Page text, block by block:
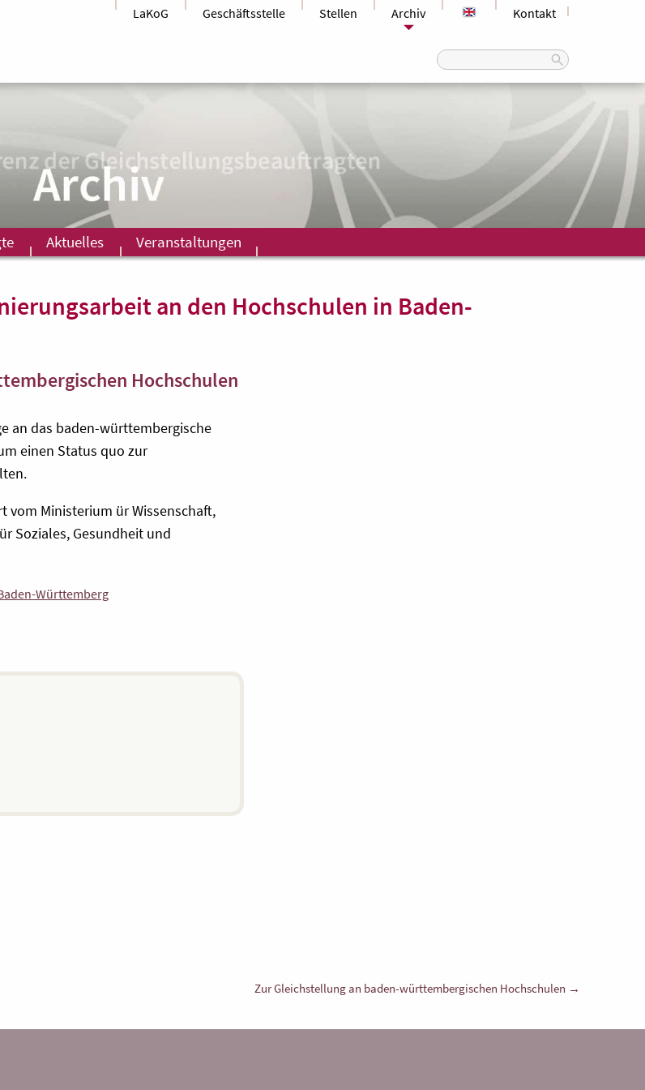
LaKoG Geschäftsstelle Stellen Archiv Kontakt
Search
for:
Aktuelles Veranstaltungen
an den Hochschulen in Baden-
Hochschulen
an das baden-württembergische
einen Status quo zur
vom Ministerium ür Wissenschaft,
Soziales, Gesundheit und
Württemberg
Zur Gleichstellung an baden-württembergischen Hochschulen →